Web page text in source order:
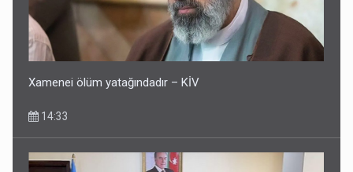
Xamenei ölüm yatağındadır – KİV
14:33